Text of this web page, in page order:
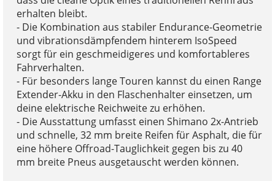
erhalten bleibt.
- Die Kombination aus stabiler Endurance-Geometrie
und vibrationsdämpfendem hinterem IsoSpeed
sorgt für ein geschmeidigeres und komfortableres
Fahrverhalten.
- Für besonders lange Touren kannst du einen Range
Extender-Akku in den Flaschenhalter einsetzen, um
deine elektrische Reichweite zu erhöhen.
- Die Ausstattung umfasst einen Shimano 2x-Antrieb
und schnelle, 32 mm breite Reifen für Asphalt, die für
eine höhere Offroad-Tauglichkeit gegen bis zu 40
mm breite Pneus ausgetauscht werden können.